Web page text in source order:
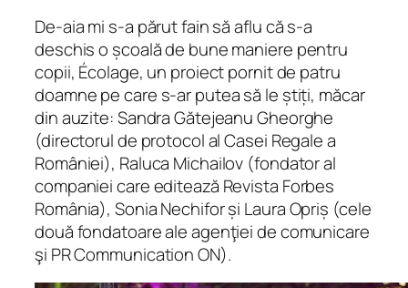
De-aia mi s-a părut fain să aflu că s-a
deschis o școală de bune maniere pentru
copii, Écolage, un proiect pornit de patru
doamne pe care s-ar putea să le știți, măcar
din auzite: Sandra Gătejeanu Gheorghe
(directorul de protocol al Casei Regale a
României), Raluca Michailov (fondator al
companiei care editează Revista Forbes
România), Sonia Nechifor și Laura Opriș (cele
două fondatoare ale agenţiei de comunicare
şi PR Communication ON).